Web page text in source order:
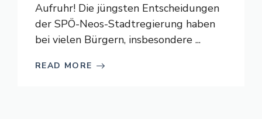
Aufruhr! Die jüngsten Entscheidungen
der SPÖ-Neos-Stadtregierung haben
bei vielen Bürgern, insbesondere ...
READ MORE